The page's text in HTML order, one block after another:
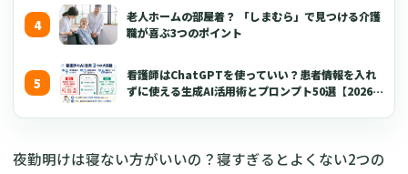
老人ホームの部屋着？ 「しまむら」で見つける介護
職が喜ぶ3つのポイント
看護師はChatGPTを使っていい？患者情報を入れ
ずに使える生成AI活用術とプロンプト50選【2026年
夜勤明けは寝ない方がいいの？寝すぎるとよくない2つの